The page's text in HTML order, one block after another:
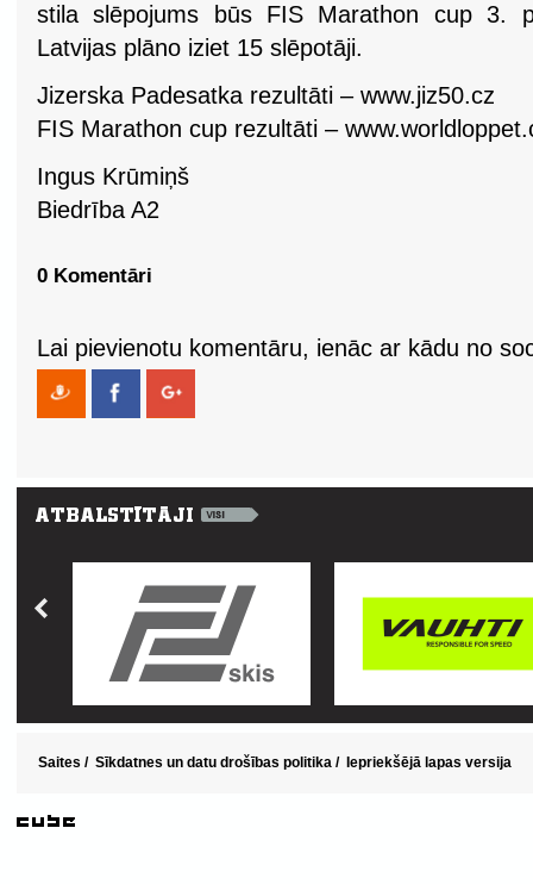
stila slēpojums būs FIS Marathon cup 3.
Latvijas plāno iziet 15 slēpotāji.
Jizerska Padesatka rezultāti – www.jiz50.cz
FIS Marathon cup rezultāti –
Ingus Krūmiņš
Biedrība A2
0 Komentāri
Lai pievienotu komentāru, ienāc ar kādu no
Saites / Sīkdatnes un datu drošības politika / Iepriekšējā lapas versija